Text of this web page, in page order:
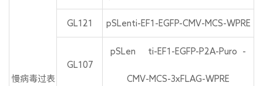
慢病毒过表
GL121 pSLenti-EF1-EGFP-CMV-MCS-WPRE
GL107
pSLenti-EF1-EGFP-P2A-Puro-
CMV-MCS-3xFLAG-WPRE